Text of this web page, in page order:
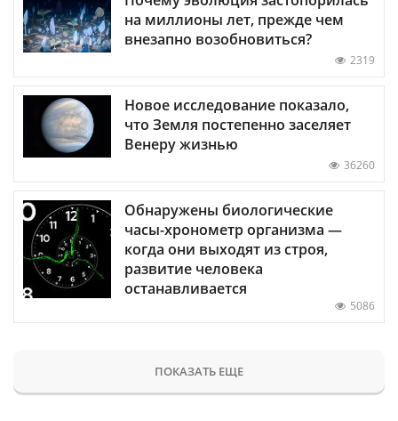
на миллионы лет, прежде чем
внезапно возобновиться?
2319
Новое исследование показало,
что Земля постепенно заселяет
Венеру жизнью
36260
Обнаружены биологические
часы-хронометр организма —
когда они выходят из строя,
развитие человека
останавливается
5086
ПОКАЗАТЬ ЕЩЕ